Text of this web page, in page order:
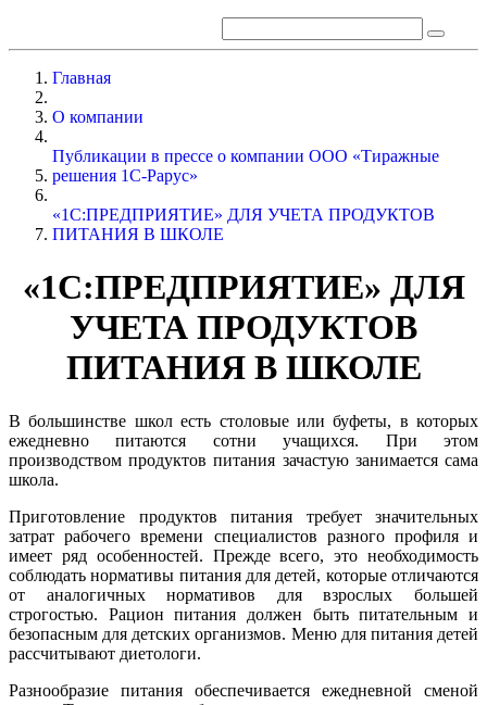
Главная
О компании
Публикации в прессе о компании ООО «Тиражные
решения 1С-Рарус»
«1С:ПРЕДПРИЯТИЕ» ДЛЯ УЧЕТА ПРОДУКТОВ
ПИТАНИЯ В ШКОЛЕ
«1С:ПРЕДПРИЯТИЕ» ДЛЯ
УЧЕТА ПРОДУКТОВ
ПИТАНИЯ В ШКОЛЕ
В большинстве школ есть столовые или буфеты, в которых
ежедневно питаются сотни учащихся. При этом
производством продуктов питания зачастую занимается сама
школа.
Приготовление продуктов питания требует значительных
затрат рабочего времени специалистов разного профиля и
имеет ряд особенностей. Прежде всего, это необходимость
соблюдать нормативы питания для детей, которые отличаются
от аналогичных нормативов для взрослых большей
строгостью. Рацион питания должен быть питательным и
безопасным для детских организмов. Меню для питания детей
рассчитывают диетологи.
Разнообразие питания обеспечивается ежедневной сменой